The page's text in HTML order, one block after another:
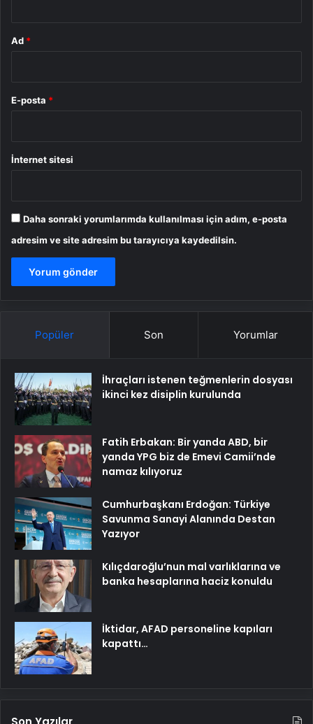
Ad *
E-posta *
İnternet sitesi
Daha sonraki yorumlarımda kullanılması için adım, e-posta
adresim ve site adresim bu tarayıcıya kaydedilsin.
Popüler Son Yorumlar
İhraçları istenen teğmenlerin dosyası
ikinci kez disiplin kurulunda
Fatih Erbakan: Bir yanda ABD, bir
yanda YPG biz de Emevi Camii’nde
namaz kılıyoruz
Cumhurbaşkanı Erdoğan: Türkiye
Savunma Sanayi Alanında Destan
Yazıyor
Kılıçdaroğlu’nun mal varlıklarına ve
banka hesaplarına haciz konuldu
İktidar, AFAD personeline kapıları
kapattı…